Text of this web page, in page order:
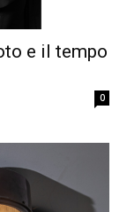
e il tempo
0